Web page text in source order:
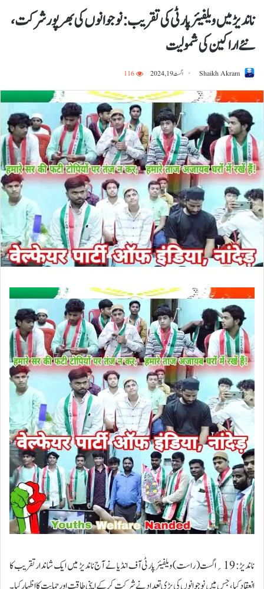
ناندیڑ میں ویلفیئر پارٹی کی تقریب: نوجوانوں کی بھرپور شرکت،
نئے اراکین کی شمولیت
Shaikh Akram اگست 19, 2024 116
ناندیڑ: 19؍اگست ( راست) ویلفیئر پارٹی آف انڈیا نے آج ناندیڑ میں ایک شاندار تقریب کا